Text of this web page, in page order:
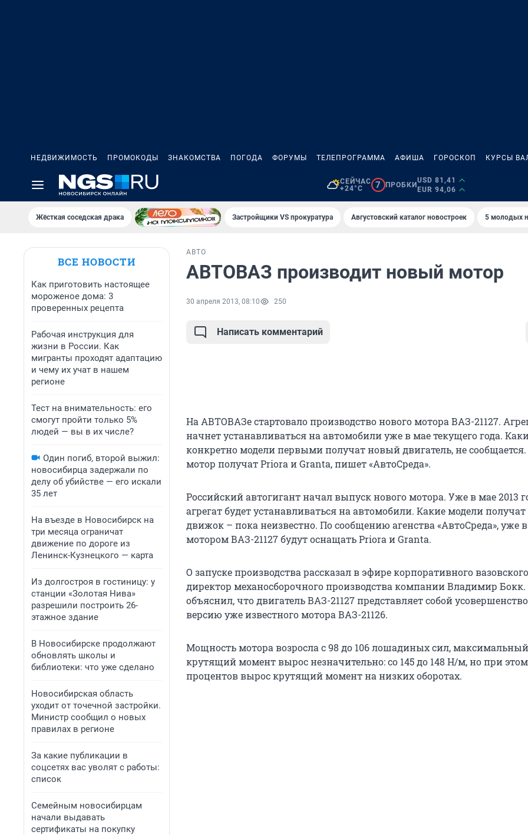
НЕДВИЖИМОСТЬ ПРОМОКОДЫ ЗНАКОМСТВА ПОГОДА ФОРУМЫ ТЕЛЕПРОГРАММА АФИША ГОРОСКОП КУРСЫ
СЕЙЧАС
+24°C
7 ПРОБКИ
USD 81,41
EUR 94,06
Жёсткая соседская драка Застройщики VS прокуратура Августовский каталог новостроек 5 молодых
ВСЕ НОВОСТИ
Как приготовить настоящее
мороженое дома: 3
проверенных рецепта
Рабочая инструкция для
жизни в России. Как
мигранты проходят адаптацию
и чему их учат в нашем
регионе
Тест на внимательность: его
смогут пройти только 5%
людей — вы в их числе?
Один погиб, второй выжил:
новосибирца задержали по
делу об убийстве — его искали
35 лет
На въезде в Новосибирск на
три месяца ограничат
движение по дороге из
Ленинск-Кузнецкого — карта
Из долгостроя в гостиницу: у
станции «Золотая Нива»
разрешили построить 26-
этажное здание
В Новосибирске продолжают
обновлять школы и
библиотеки: что уже сделано
Новосибирская область
уходит от точечной застройки.
Министр сообщил о новых
правилах в регионе
За какие публикации в
соцсетях вас уволят с работы:
список
Семейным новосибирцам
начали выдавать
сертификаты на покупку
АВТО
АВТОВАЗ производит новый мотор
30 апреля 2013, 08:10 250
Написать комментарий
На АВТОВАЗе стартовало производство нового мотора ВАЗ-21127.
начнет устанавливаться на автомобили уже в мае текущего года.
конкретно модели первыми получат новый двигатель, не
мотор получат Priora и Granta, пишет «АвтоСреда».
Российский автогигант начал выпуск нового мотора. Уже в мае 2013
агрегат будет устанавливаться на автомобили. Какие модели
движок – пока неизвестно. По сообщению агенства «АвтоСреда», уже
мотором ВАЗ-21127 будут оснащать Priora и Granta.
О запуске производства рассказал в эфире корпоративного
директор механосборочного производства компании Владимир
объяснил, что двигатель ВАЗ-21127 представляет собой
версию уже известного мотора ВАЗ-21126.
Мощность мотора возросла с 98 до 106 лошадиных сил, максимальный
крутящий момент вырос незначительно: со 145 до 148 Н/м, но при
процентов вырос крутящий момент на низких оборотах.